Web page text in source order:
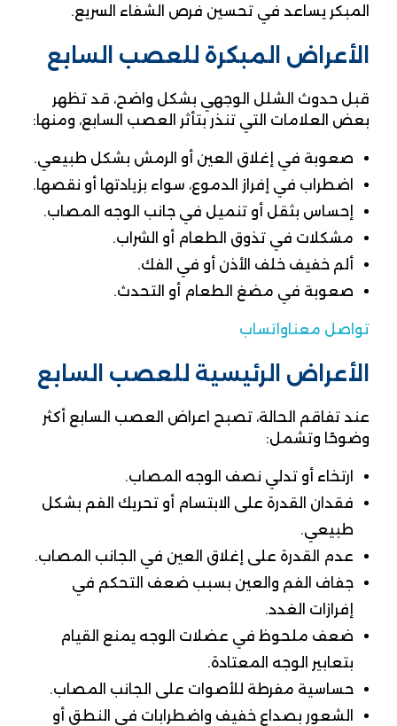
المبكر يساعد في تحسين فرص الشفاء السريع.
الأعراض المبكرة للعصب السابع
قبل حدوث الشلل الوجهي بشكل واضح، قد تظهر
بعض العلامات التي تنذر بتأثر العصب السابع، ومنها:
صعوبة في إغلاق العين أو الرمش بشكل طبيعي.
اضطراب في إفراز الدموع، سواء بزيادتها أو نقصها.
إحساس بثقل أو تنميل في جانب الوجه المصاب.
مشكلات في تذوق الطعام أو الشراب.
ألم خفيف خلف الأذن أو في الفك.
صعوبة في مضغ الطعام أو التحدث.
تواصل معنا واتساب
الأعراض الرئيسية للعصب السابع
عند تفاقم الحالة، تصبح اعراض العصب السابع أكثر
وضوحًا وتشمل:
ارتخاء أو تدلي نصف الوجه المصاب.
فقدان القدرة على الابتسام أو تحريك الفم بشكل
طبيعي.
عدم القدرة على إغلاق العين في الجانب المصاب.
جفاف الفم والعين بسبب ضعف التحكم في
إفرازات الغدد.
ضعف ملحوظ في عضلات الوجه يمنع القيام
بتعابير الوجه المعتادة.
حساسية مفرطة للأصوات على الجانب المصاب.
الشعور بصداع خفيف واضطرابات في النطق أو